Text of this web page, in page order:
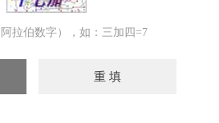
拉伯数字），如：三加四=7